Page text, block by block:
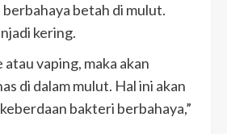
betah di mulut.
kering.
vaping, maka akan
di dalam mulut. Hal ini akan
bakteri berbahaya,”